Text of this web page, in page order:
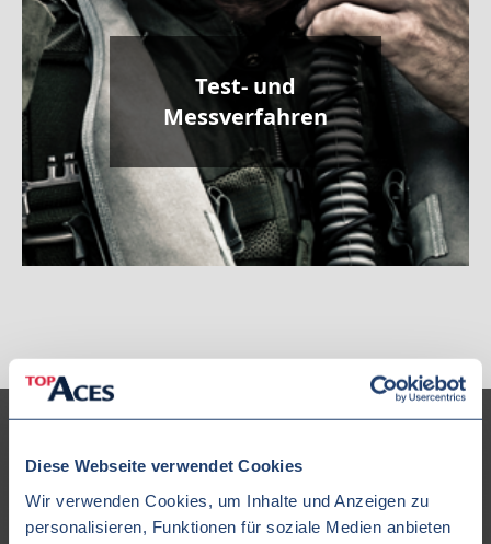
Diese Webseite verwendet Cookies
Wir verwenden Cookies, um Inhalte und Anzeigen zu
personalisieren, Funktionen für soziale Medien anbieten
Test- und
Messverfahren
Unsere Flotte